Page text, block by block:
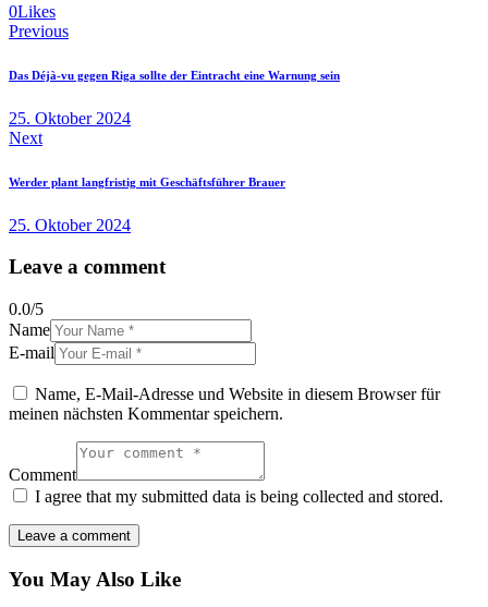
0Likes
Beitragsnavigation
Previous
Das Déjà-vu gegen Riga sollte der Eintracht eine Warnung sein
25. Oktober 2024
Next
Werder plant langfristig mit Geschäftsführer Brauer
25. Oktober 2024
Leave a comment
0.0/5
Name
E-mail
Name, E-Mail-Adresse und Website in diesem Browser für
meinen nächsten Kommentar speichern.
Comment
I agree that my submitted data is being collected and stored.
You May Also Like